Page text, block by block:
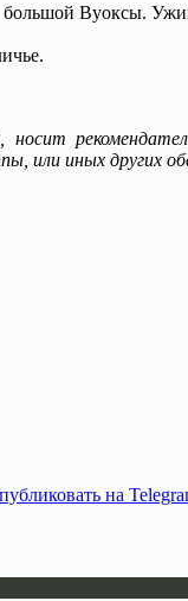
Вуоксы.
или иных других
на